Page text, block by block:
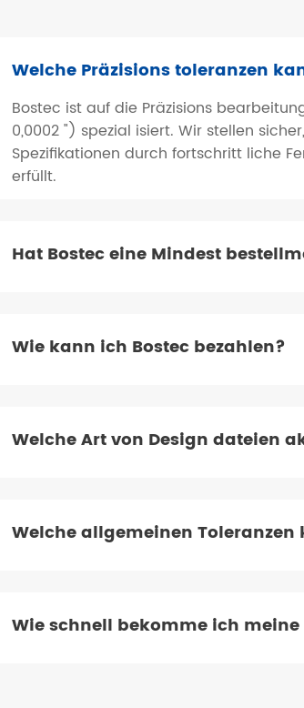
Welche Präzisions toleranzen
Bostec ist auf die Präzisions
0,0002 ") spezial isiert. Wir stellen
Spezifikationen durch fortschritt liche
erfüllt.
Hat Bostec eine Mindest
Wie kann ich Bostec bezahlen?
Welche Art von Design dateien
Welche allgemeinen Toleranzen
Wie schnell bekomme ich meine